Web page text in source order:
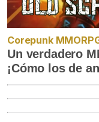
Corepunk
Un verdadero
¡Cómo los de